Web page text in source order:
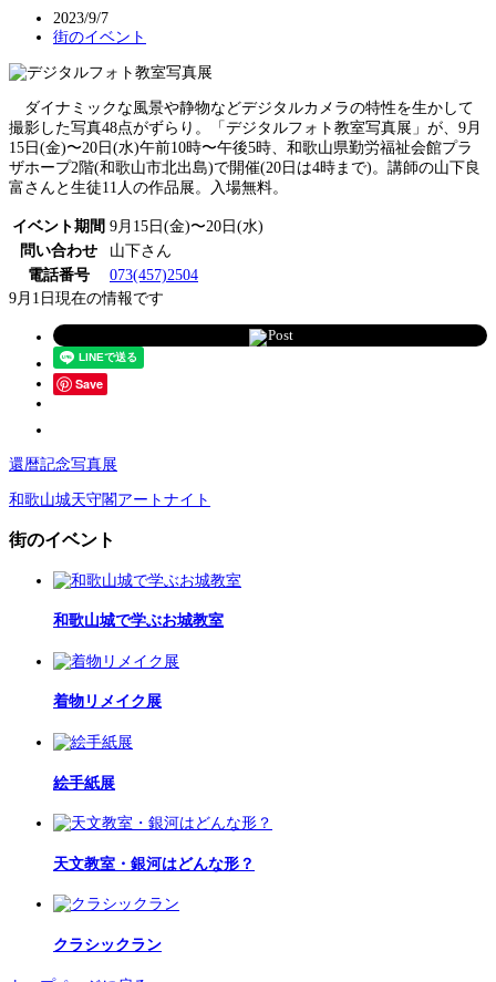
2023/9/7
街のイベント
ダイナミックな風景や静物などデジタルカメラの特性を生かして
撮影した写真48点がずらり。「デジタルフォト教室写真展」が、9月
15日(金)〜20日(水)午前10時〜午後5時、和歌山県勤労福祉会館プラ
ザホープ2階(和歌山市北出島)で開催(20日は4時まで)。講師の山下良
富さんと生徒11人の作品展。入場無料。
イベント期間 9月15日(金)〜20日(水)
問い合わせ
山下さん
電話番号
073(457)2504
9月1日現在の情報です
Post
Save
還暦記念写真展
和歌山城天守閣アートナイト
街のイベント
和歌山城で学ぶお城教室
着物リメイク展
絵手紙展
天文教室・銀河はどんな形？
クラシックラン